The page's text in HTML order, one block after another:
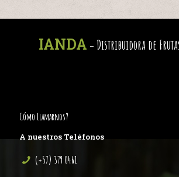
IANDA - Distribuidora de
Cómo Llamarnos?
A nuestros Teléfonos
(+57) 379 0461